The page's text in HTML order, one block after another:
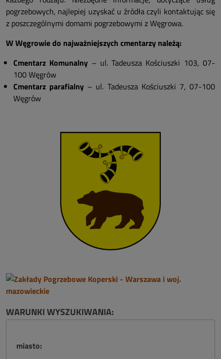
pogrzebowych, najlepiej uzyskać u źródła czyli kontaktując się
z poszczególnymi domami pogrzebowymi z Węgrowa.
W Węgrowie do najważniejszych cmentarzy należą:
Cmentarz Komunalny – ul. Tadeusza Kościuszki 103, 07-
100 Węgrów
Cmentarz parafialny – ul. Tadeusza Kościuszki 7, 07-100
Węgrów
WARUNKI WYSZUKIWANIA:
miasto: